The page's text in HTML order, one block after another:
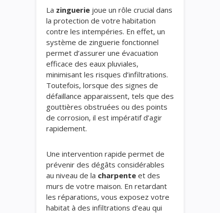
La zinguerie joue un rôle crucial dans
la protection de votre habitation
contre les intempéries. En effet, un
système de zinguerie fonctionnel
permet d’assurer une évacuation
efficace des eaux pluviales,
minimisant les risques d’infiltrations.
Toutefois, lorsque des signes de
défaillance apparaissent, tels que des
gouttières obstruées ou des points
de corrosion, il est impératif d’agir
rapidement.
Une intervention rapide permet de
prévenir des dégâts considérables
au niveau de la charpente et des
murs de votre maison. En retardant
les réparations, vous exposez votre
habitat à des infiltrations d’eau qui